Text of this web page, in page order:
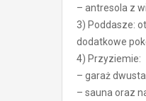
– antresola z
3) Poddasze:
dodatkowe
4) Przyziemie:
– garaż
– sauna oraz